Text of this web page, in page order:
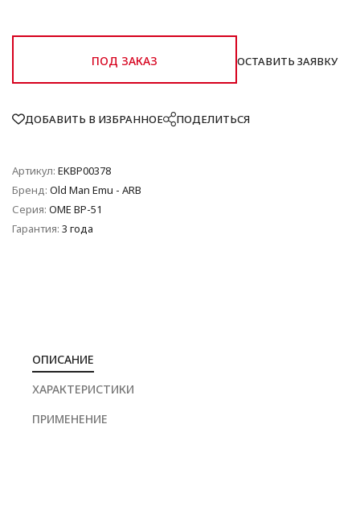
ПОД ЗАКАЗ ОСТАВИТЬ ЗАЯВКУ
ДОБАВИТЬ В ИЗБРАННОЕ ПОДЕЛИТЬСЯ
Артикул: EKBP00378
Бренд: Old Man Emu - ARB
Серия: OME BP-51
Гарантия: 3 года
ОПИСАНИЕ
ХАРАКТЕРИСТИКИ
ПРИМЕНЕНИЕ